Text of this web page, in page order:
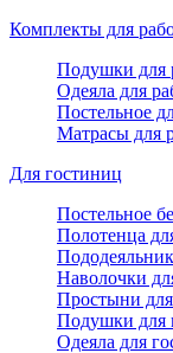
Комплекты для
Подушки для
Одеяла для
Постельное
Матрасы для
Для гостиниц
Постельное
Полотенца
Наволочки
Простыни
Подушки для
Одеяла для